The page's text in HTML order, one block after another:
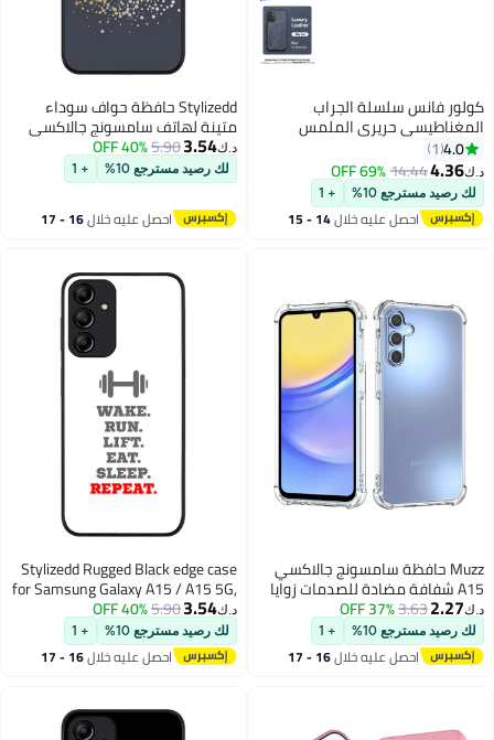
كولور فانس سلسلة الجراب
المغناطيسي حريري الملمس
Samsung Galaxy A15 5G - أزرق
4.0
1
د.ك‏4.36
14.44
69% OFF
لك رصيد مسترجع 10% + 1
احصل عليه خلال 14 - 15
Stylizedd حافظة حواف سوداء
متينة لهاتف سامسونج جالاكسي
A15 / A15 5G - حرف مونوغرام
مخصص بنمط زهور - ر (رمادي)
د.ك‏3.54
5.90
40% OFF
لك رصيد مسترجع 10% + 1
احصل عليه خلال 16 - 17
Muzz حافظة سامسونج جالاكسي
A15 شفافة مضادة للصدمات زوايا
معززة تصميم نحيف مرن TPU
شفاف
د.ك‏2.27
3.63
37% OFF
لك رصيد مسترجع 10% + 1
احصل عليه خلال 16 - 17
Stylizedd Rugged Black edge case
for Samsung Galaxy A15 / A15 5G,
Slim fit Soft Case Flexible Anti Drop
TPU Gel Thin Cover- Routine
(White)
د.ك‏3.54
5.90
40% OFF
لك رصيد مسترجع 10% + 1
احصل عليه خلال 16 - 17